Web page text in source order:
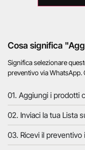
Cosa significa
Significa selezionare
preventivo via WhatsApp.
01. Aggiungi i prodotti
02. Inviaci la tua Lista
03. Ricevi il